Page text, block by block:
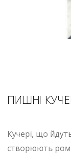
ПИШНІ
Кучері, що
створюють